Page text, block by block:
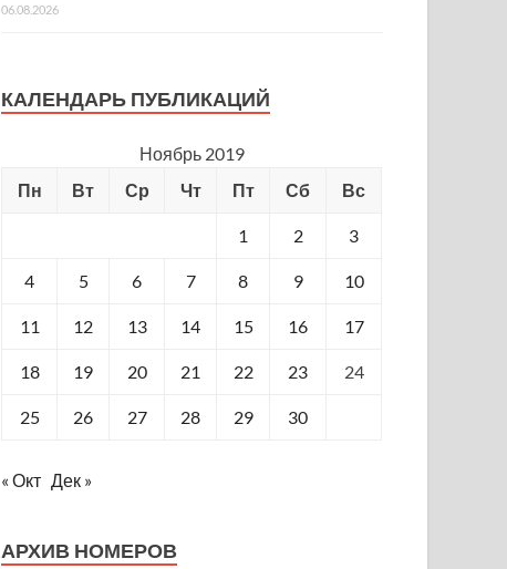
06.08.2026
КАЛЕНДАРЬ ПУБЛИКАЦИЙ
Ноябрь 2019
Пн
Вт Ср Чт Пт Сб Вс
1 2 3
4 5 6 7 8 9 10
11 12 13 14 15 16 17
18 19 20 21 22 23 24
25 26 27 28 29 30
« Окт Дек »
АРХИВ НОМЕРОВ